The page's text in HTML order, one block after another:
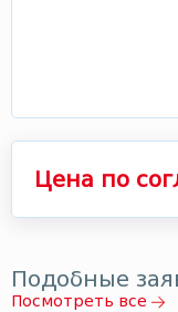
Цена по
Подобные
Посмотреть все